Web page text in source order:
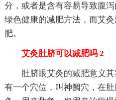
分，或者是含有容易导致腹
绿色健康的减肥方法，而艾
肥。
艾灸肚脐可以减肥吗 2
肚脐眼艾灸的减肥意义
有一个穴位，叫神阙穴，在